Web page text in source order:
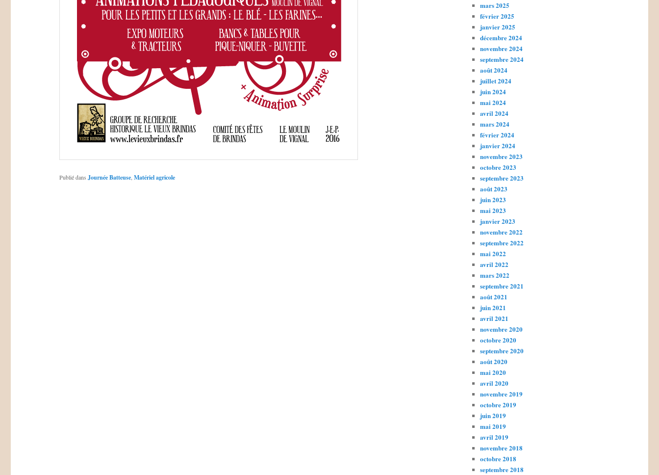
Publié dans Journée Batteuse,Matériel agricole
mars 2025
février 2025
janvier 2025
décembre 2024
novembre 2024
septembre 2024
août 2024
juillet 2024
juin 2024
mai 2024
avril 2024
mars 2024
février 2024
janvier 2024
novembre 2023
octobre 2023
septembre 2023
août 2023
juin 2023
mai 2023
janvier 2023
novembre 2022
septembre 2022
mai 2022
avril 2022
mars 2022
septembre 2021
août 2021
juin 2021
avril 2021
novembre 2020
octobre 2020
septembre 2020
août 2020
mai 2020
avril 2020
novembre 2019
octobre 2019
juin 2019
mai 2019
avril 2019
novembre 2018
octobre 2018
septembre 2018